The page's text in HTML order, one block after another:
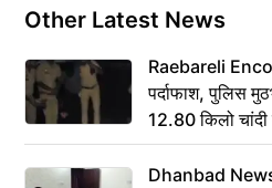
Other Latest News
Raebareli
पर्दाफाश, पुलिस
12.80 किलो चांदी
Dhanbad